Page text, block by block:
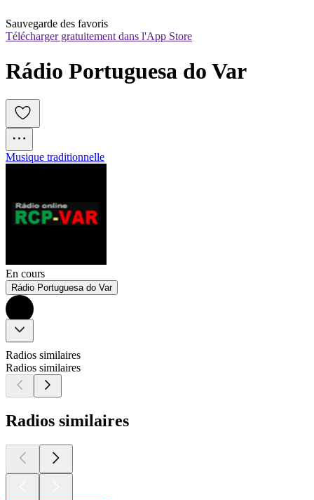
Sauvegarde des favoris
Télécharger gratuitement dans l'App Store
Rádio Portuguesa do Var
Musique traditionnelle
En cours
Rádio Portuguesa do Var
Radios similaires
Radios similaires
Radios similaires